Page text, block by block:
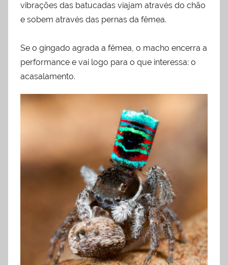
vibrações das batucadas viajam através do chão
e sobem através das pernas da fêmea.
Se o gingado agrada a fêmea, o macho encerra a
performance e vai logo para o que interessa: o
acasalamento.